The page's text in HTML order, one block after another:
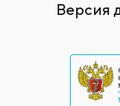
Версия